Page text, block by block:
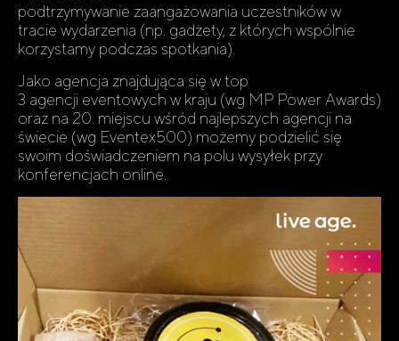
podtrzymywanie zaangażowania uczestników w
tracie wydarzenia (np. gadżety, z których wspólnie
korzystamy podczas spotkania).
Jako agencja znajdująca się w top
3 agencji eventowych w kraju (wg MP Power Awards)
oraz na 20. miejscu wśród najlepszych agencji na
świecie (wg Eventex500) możemy podzielić się
swoim doświadczeniem na polu wysyłek przy
konferencjach online.